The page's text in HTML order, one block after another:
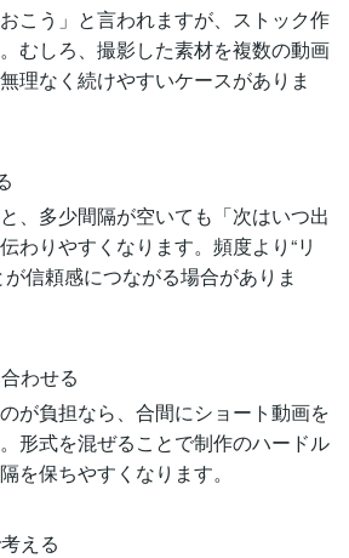
こう」と言われますが、ストック作
むしろ、撮影した素材を複数の動画
理なく続けやすいケースがありま
、多少間隔が空いても「次はいつ出
わりやすくなります。頻度より“リ
信頼感につながる場合がありま
わせる
が負担なら、合間にショート動画を
形式を混ぜることで制作のハードル
を保ちやすくなります。
える